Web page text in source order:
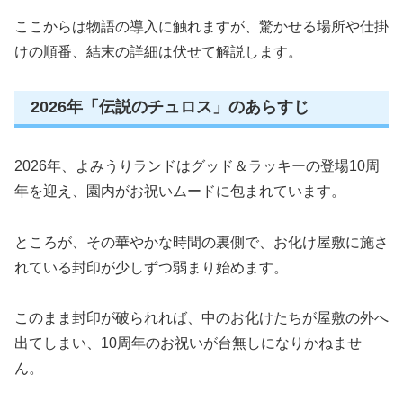
ここからは物語の導入に触れますが、驚かせる場所や仕掛
けの順番、結末の詳細は伏せて解説します。
2026年「伝説のチュロス」のあらすじ
2026年、よみうりランドはグッド＆ラッキーの登場10周
年を迎え、園内がお祝いムードに包まれています。
ところが、その華やかな時間の裏側で、お化け屋敷に施さ
れている封印が少しずつ弱まり始めます。
このまま封印が破られれば、中のお化けたちが屋敷の外へ
出てしまい、10周年のお祝いが台無しになりかねませ
ん。